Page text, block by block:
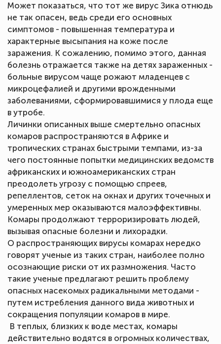
Может показаться, что тот же вирус Зика отнюдь
не так опасен, ведь среди его основных
симптомов - повышенная температура и
характерные высыпания на коже после
заражения. К сожалению, помимо этого, данная
болезнь отражается также на детях зараженных -
больные вирусом чаще рожают младенцев с
микроцефалией и другими врожденными
заболеваниями, сформировавшимися у плода еще
в утробе.
Личинки описанных выше смертельно опасных
комаров распространяются в Африке и
тропических странах быстрыми темпами, из-за
чего постоянные попытки медицинских ведомств
африканских и южноамериканских стран
преодолеть угрозу с помощью спреев,
репеллентов, сеток на окнах и других точечных и
умеренных мер оказываются малоэффективны.
Комары продолжают терроризировать людей,
вызывая опасные болезни и лихорадки.
О распространяющих вирусы комарах нередко
говорят ученые из таких стран, наиболее полно
осознающие риски от их размножения. Часто
такие ученые предлагают решить проблему
опасных насекомых радикальными методами -
путем истребления данного вида животных и
сокращения популяции комаров в мире.
В теплых, близких к воде местах, комары
действительно водятся в огромных количествах,